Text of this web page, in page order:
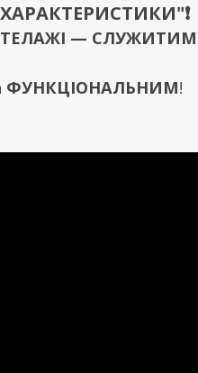
СТЕЛАЖІ —
ФУНКЦІОНАЛЬНИМ!